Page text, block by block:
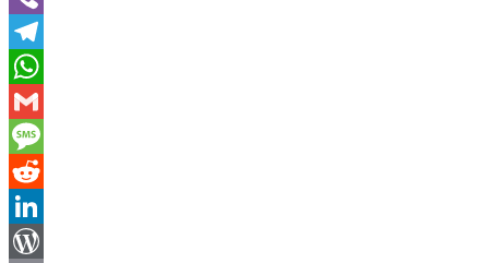
Viber
Telegram
WhatsApp
Gmail
Message
Reddit
LinkedIn